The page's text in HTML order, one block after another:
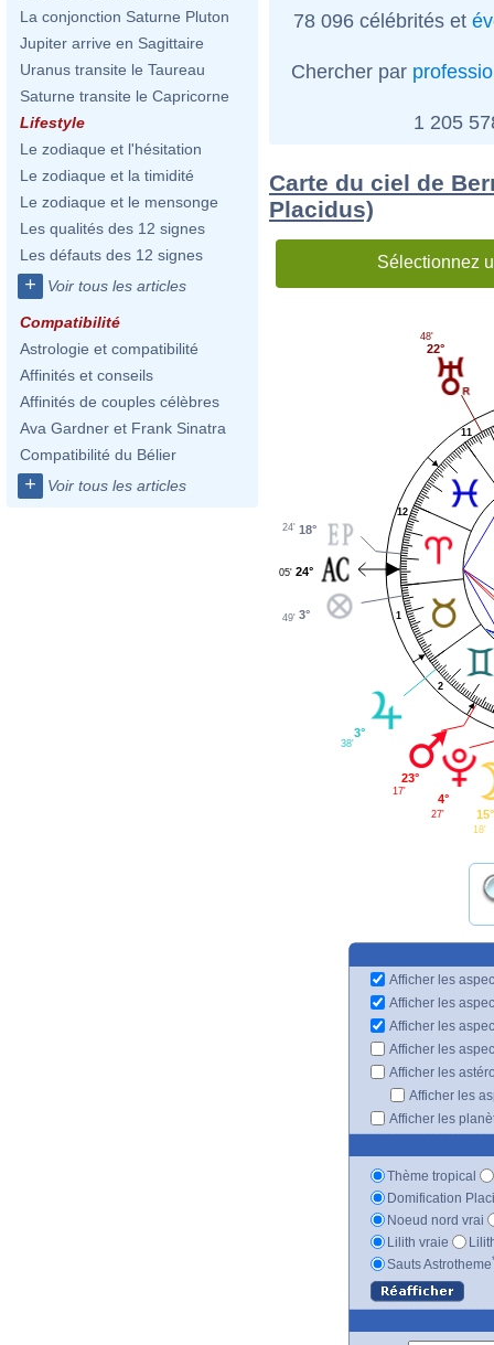
La conjonction Saturne Pluton
Jupiter arrive en Sagittaire
Uranus transite le Taureau
Saturne transite le Capricorne
Lifestyle
Le zodiaque et l'hésitation
Le zodiaque et la timidité
Le zodiaque et le mensonge
Les qualités des 12 signes
Les défauts des 12 signes
+ Voir tous les articles
Compatibilité
Astrologie et compatibilité
Affinités et conseils
Affinités de couples célèbres
Ava Gardner et Frank Sinatra
Compatibilité du Bélier
+ Voir tous les articles
78 096 célébrités et
Chercher par
1 205
Carte du ciel de
Placidus)
Sélectionnez
1
2
11
12
22°
48'
18°
24'
24°
05'
3°
49'
3°
38'
23°
17'
4°
27' 15°
18'
Afficher les
Afficher les
Afficher les
Afficher les
Afficher les
Afficher les
Afficher les
Thème tropical
Domification
Noeud nord vrai
Lilith vraie
Sauts Astrotheme